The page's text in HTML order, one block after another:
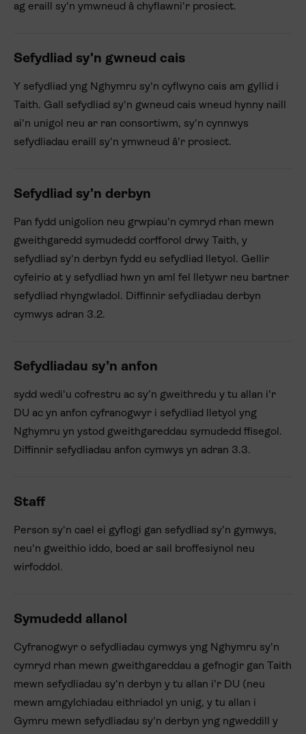
ag eraill sy'n ymwneud â chyflawni'r prosiect.
Sefydliad sy'n gwneud cais
Y sefydliad yng Nghymru sy'n cyflwyno cais am gyllid i
Taith. Gall sefydliad sy'n gwneud cais wneud hynny naill
ai'n unigol neu ar ran consortiwm, sy'n cynnwys
sefydliadau eraill sy'n ymwneud â'r prosiect.
Sefydliad sy'n derbyn
Pan fydd unigolion neu grwpiau'n cymryd rhan mewn
gweithgaredd symudedd corfforol drwy Taith, y
sefydliad sy'n derbyn fydd eu sefydliad lletyol. Gellir
cyfeirio at y sefydliad hwn yn aml fel lletywr neu bartner
sefydliad rhyngwladol. Diffinnir sefydliadau derbyn
cymwys adran 3.2.
Sefydliadau sy’n anfon
sydd wedi'u cofrestru ac sy’n gweithredu y tu allan i'r
DU ac yn anfon cyfranogwyr i sefydliad lletyol yng
Nghymru yn ystod gweithgareddau symudedd ffisegol.
Diffinnir sefydliadau anfon cymwys yn adran 3.3.
Staff
Person sy'n cael ei gyflogi gan sefydliad sy’n gymwys,
neu'n gweithio iddo, boed ar sail broffesiynol neu
wirfoddol.
Symudedd allanol
Cyfranogwyr o sefydliadau cymwys yng Nghymru sy'n
cymryd rhan mewn gweithgareddau a gefnogir gan Taith
mewn sefydliadau sy'n derbyn y tu allan i'r DU (neu
mewn amgylchiadau eithriadol yn unig, y tu allan i
Gymru mewn sefydliadau sy'n derbyn yng ngweddill y